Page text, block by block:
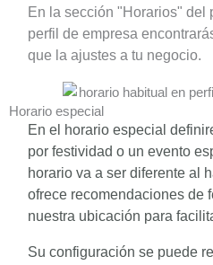
En la sección "Horarios" del
perfil de empresa
que la ajustes a tu negocio.
Horario especial
En el horario especial
por festividad o un evento
horario va a ser diferente al
ofrece recomendaciones de
nuestra ubicación para
Su configuración se puede